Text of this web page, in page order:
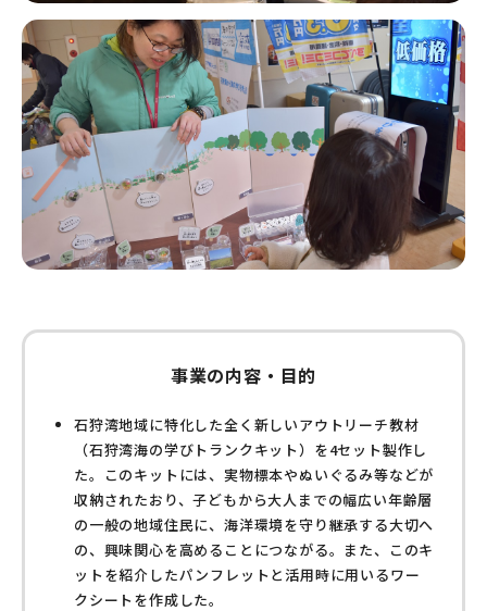
事業の内容・目的
石狩湾地域に特化した全く新しいアウトリーチ教材
（石狩湾海の学びトランクキット）を4セット製作し
た。このキットには、実物標本やぬいぐるみ等などが
収納されたおり、子どもから大人までの幅広い年齢層
の一般の地域住民に、海洋環境を守り継承する大切へ
の、興味関心を高めることにつながる。また、このキ
ットを紹介したパンフレットと活用時に用いるワー
クシートを作成した。